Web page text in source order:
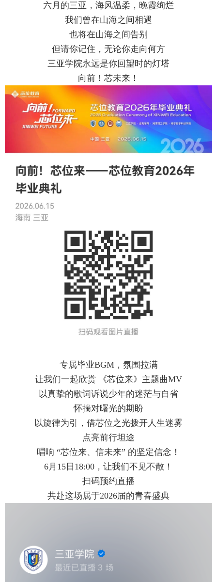
六月的三亚，海风温柔，晚霞绚烂
我们曾在山海之间相遇
也将在山海之间告别
但请你记住， 无论你走向何方
三亚学院永远是你回望时的灯塔
向前！芯未来！
专属毕业BGM，氛围拉满
让我们一起欣赏 《芯位来》主题曲MV
以真挚的歌词诉说少年的迷茫与自省
怀揣对曙光的期盼
以旋律为引，借芯位之光拨开人生迷雾
点亮前行坦途
唱响 “芯位来、信未来” 的坚定信念！
6月15日18:00，让我们不见不散！
扫码预约直播
共赴这场属于2026届的青春盛典